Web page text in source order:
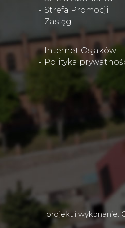
Strefa Promocji
Zasięg
Internet Osjaków
Polityka
projekt i wykonanie: